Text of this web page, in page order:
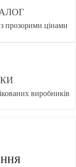
прозорими цінами
виробників